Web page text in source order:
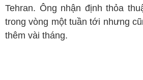
Tehran. Ông nhận định thỏa
trong vòng một tuần tới nhưng
thêm vài tháng.